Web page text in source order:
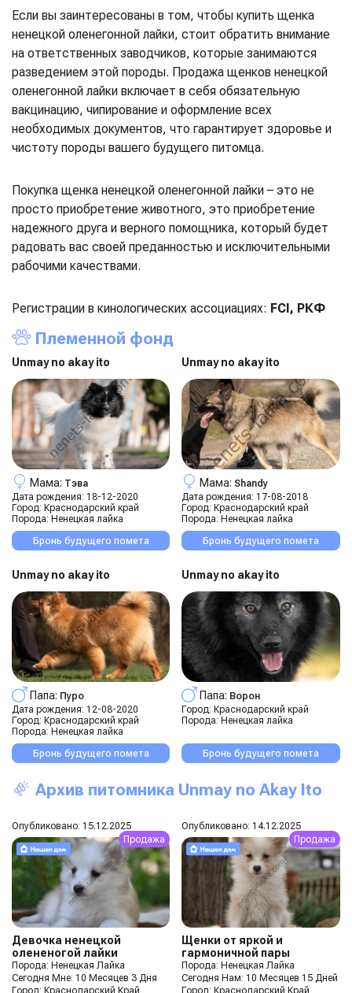
Если вы заинтересованы в том, чтобы купить щенка
ненецкой оленегонной лайки, стоит обратить внимание
на ответственных заводчиков, которые занимаются
разведением этой породы. Продажа щенков ненецкой
оленегонной лайки включает в себя обязательную
вакцинацию, чипирование и оформление всех
необходимых документов, что гарантирует здоровье и
чистоту породы вашего будущего питомца.
Покупка щенка ненецкой оленегонной лайки – это не
просто приобретение животного, это приобретение
надежного друга и верного помощника, который будет
радовать вас своей преданностью и исключительными
рабочими качествами.
Регистрации в кинологических ассоциациях: FCI, РКФ
Племенной фонд
Unmay no akay ito
Мама: Тэва
Дата рождения: 18-12-2020
Город: Краснодарский край
Порода: Ненецкая лайка
Бронь будущего помета
Unmay no akay ito
Мама: Shandy
Дата рождения: 17-08-2018
Город: Краснодарский край
Порода: Ненецкая лайка
Бронь будущего помета
Unmay no akay ito
Папа: Пуро
Дата рождения: 12-08-2020
Город: Краснодарский край
Порода: Ненецкая лайка
Бронь будущего помета
Unmay no akay ito
Папа: Ворон
Город: Краснодарский край
Порода: Ненецкая лайка
Бронь будущего помета
Архив питомника Unmay no Akay Ito
Опубликовано: 15.12.2025
Продажа
Девочка ненецкой
олененогой лайки
Порода: Ненецкая Лайка
Сегодня Мне: 10 Месяцев 3 Дня
Город: Краснодарский Край
Опубликовано: 14.12.2025
Продажа
Щенки от яркой и
гармоничной пары
Порода: Ненецкая Лайка
Сегодня Нам: 10 Месяцев 15 Дней
Город: Краснодарский Край